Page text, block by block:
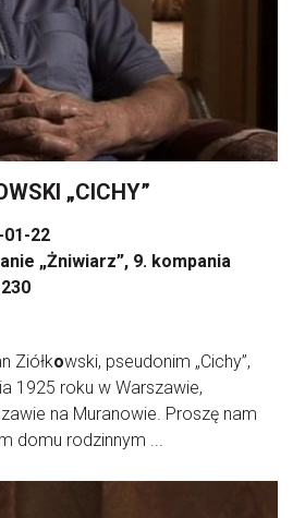
„CICHY”
01-22
„Żniwiarz”, 9. kompania
Ziółkowski, pseudonim „Cichy”,
1925 roku w Warszawie,
na Muranowie. Proszę nam
domu rodzinnym ...